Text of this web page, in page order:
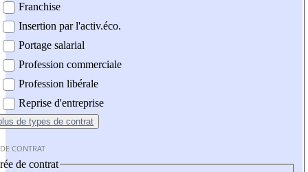
Franchise
Insertion par l'activ.éco.
Portage salarial
Profession commerciale
Profession libérale
Reprise d'entreprise
de types de contrat
CONTRAT
de contrat